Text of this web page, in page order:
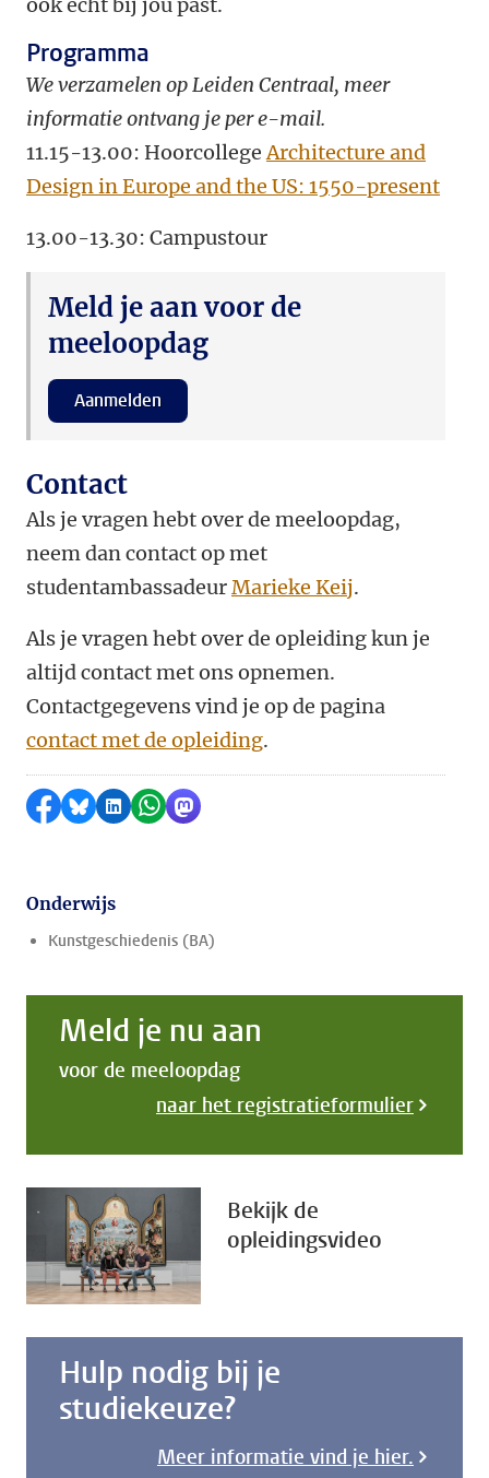
ook echt bij jou past.
Programma
We verzamelen op Leiden Centraal, meer
informatie ontvang je per e-mail.
11.15-13.00: HoorcollegeArchitecture and
Design in Europe and the US: 1550-present
13.00-13.30: Campustour
Meld je aan voor de
meeloopdag
Aanmelden
Contact
Als je vragen hebt over de meeloopdag,
neem dan contact op met
studentambassadeurMarieke Keij.
Als je vragen hebt over de opleiding kun je
altijd contact met ons opnemen.
Contactgegevens vind je op de pagina
contact met de opleiding.
Delen op Facebook
Delen via Bluesky
Delen op LinkedIn
Delen via WhatsApp
Delen via Mastodon
Onderwijs
Kunstgeschiedenis (BA)
Meld je nu aan
voor de meeloopdag
naar het registratieformulier
Bekijk de
opleidingsvideo
Hulp nodig bij je
studiekeuze?
Meer informatie vind je hier.